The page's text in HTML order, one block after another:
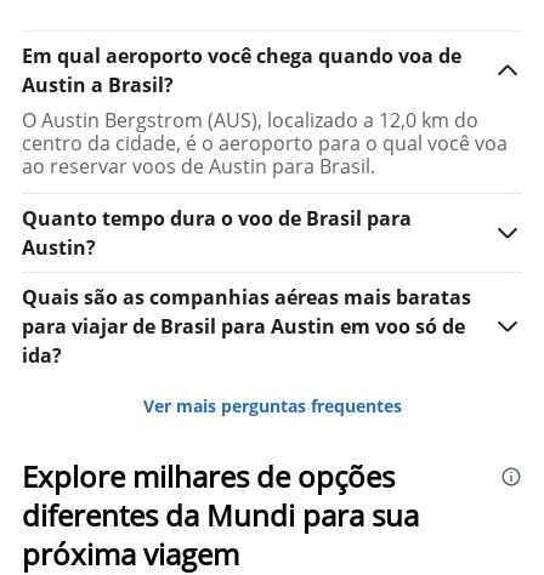
Em qual aeroporto você chega quando voa de
Austin a Brasil?
O Austin Bergstrom (AUS), localizado a 12,0 km do
centro da cidade, é o aeroporto para o qual você voa
ao reservar voos de Austin para Brasil.
Quanto tempo dura o voo de Brasil para
Austin?
Quais são as companhias aéreas mais baratas
para viajar de Brasil para Austin em voo só de
ida?
Ver mais perguntas frequentes
Explore milhares de opções
diferentes da Mundi para sua
próxima viagem